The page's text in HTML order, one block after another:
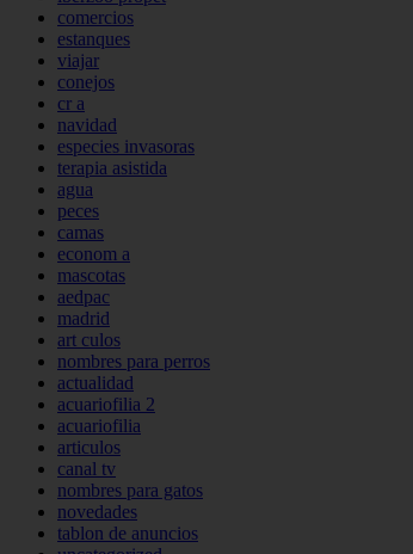
comercios
estanques
viajar
conejos
cr a
navidad
especies invasoras
terapia asistida
agua
peces
camas
econom a
mascotas
aedpac
madrid
art culos
nombres para perros
actualidad
acuariofilia 2
acuariofilia
articulos
canal tv
nombres para gatos
novedades
tablon de anuncios